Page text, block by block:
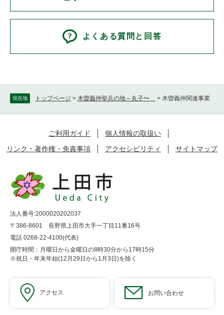
現在地 トップページ > 木曽義仲挙兵の地～丸子〜 > 木曽義仲関連事業
よくある質問と回答
ご利用ガイド
個人情報の取扱い
リンク・著作権・免責事項
アクセシビリティ サイトマップ
法人番号:2000020202037
〒386-8601 長野県上田市大手一丁目11番16号
電話 0268-22-4100(代表)
開庁時間：月曜日から金曜日の8時30分から17時15分
※祝日・年末年始(12月29日から1月3日)を除く
アクセス お問い合わせ